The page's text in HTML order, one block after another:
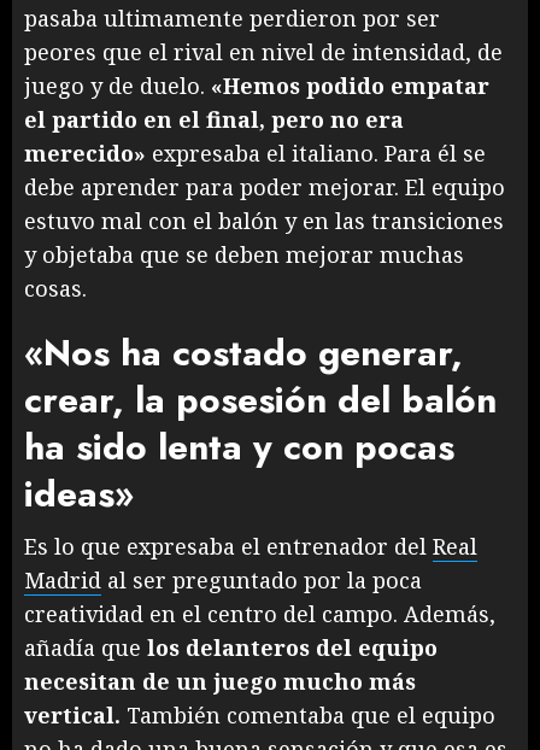
pasaba ultimamente perdieron por ser
peores que el rival en nivel de intensidad, de
juego y de duelo. «Hemos podido empatar
el partido en el final, pero no era
merecido» expresaba el italiano. Para él se
debe aprender para poder mejorar. El equipo
estuvo mal con el balón y en las transiciones
y objetaba que se deben mejorar muchas
cosas.
«Nos ha costado generar,
crear, la posesión del balón
ha sido lenta y con pocas
ideas»
Es lo que expresaba el entrenador del Real
Madrid al ser preguntado por la poca
creatividad en el centro del campo. Además,
añadía que los delanteros del equipo
necesitan de un juego mucho más
vertical. También comentaba que el equipo